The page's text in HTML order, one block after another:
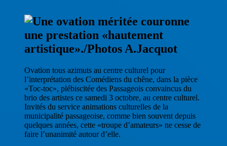
Ovation tous azimuts au centre culturel pour
l’interprétation des Comédiens du chêne, dans la pièce
«Toc-toc», plébiscitée des Passageois convaincus du
brio des artistes ce samedi 3 octobre, au centre culturel.
Invités du service animations culturelles de la
municipalité passageoise, comme bien souvent depuis
quelques années, cette «troupe d’amateurs» ne cesse de
faire l’unanimité autour d’elle.